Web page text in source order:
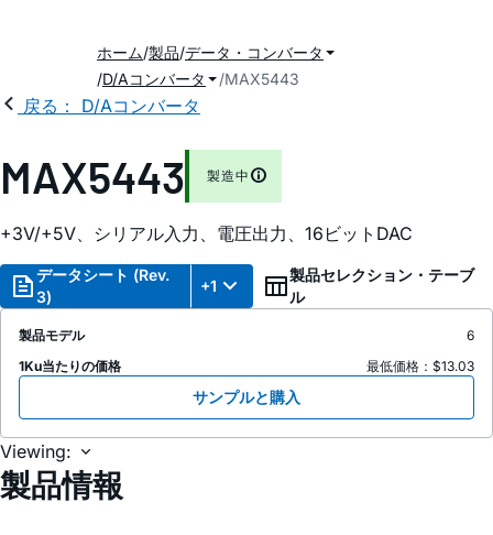
ホーム 製品 データ・コンバータ
D/Aコンバータ
MAX5443
戻る： D/Aコンバータ
MAX5443 製造中
+3V/+5V、シリアル入力、電圧出力、16ビットDAC
データシート (Rev.
3)
+1
製品セレクション・テーブ
ル
製品モデル
6
1Ku当たりの価格
最低価格：$13.03
サンプルと購入
Viewing:
製品情報